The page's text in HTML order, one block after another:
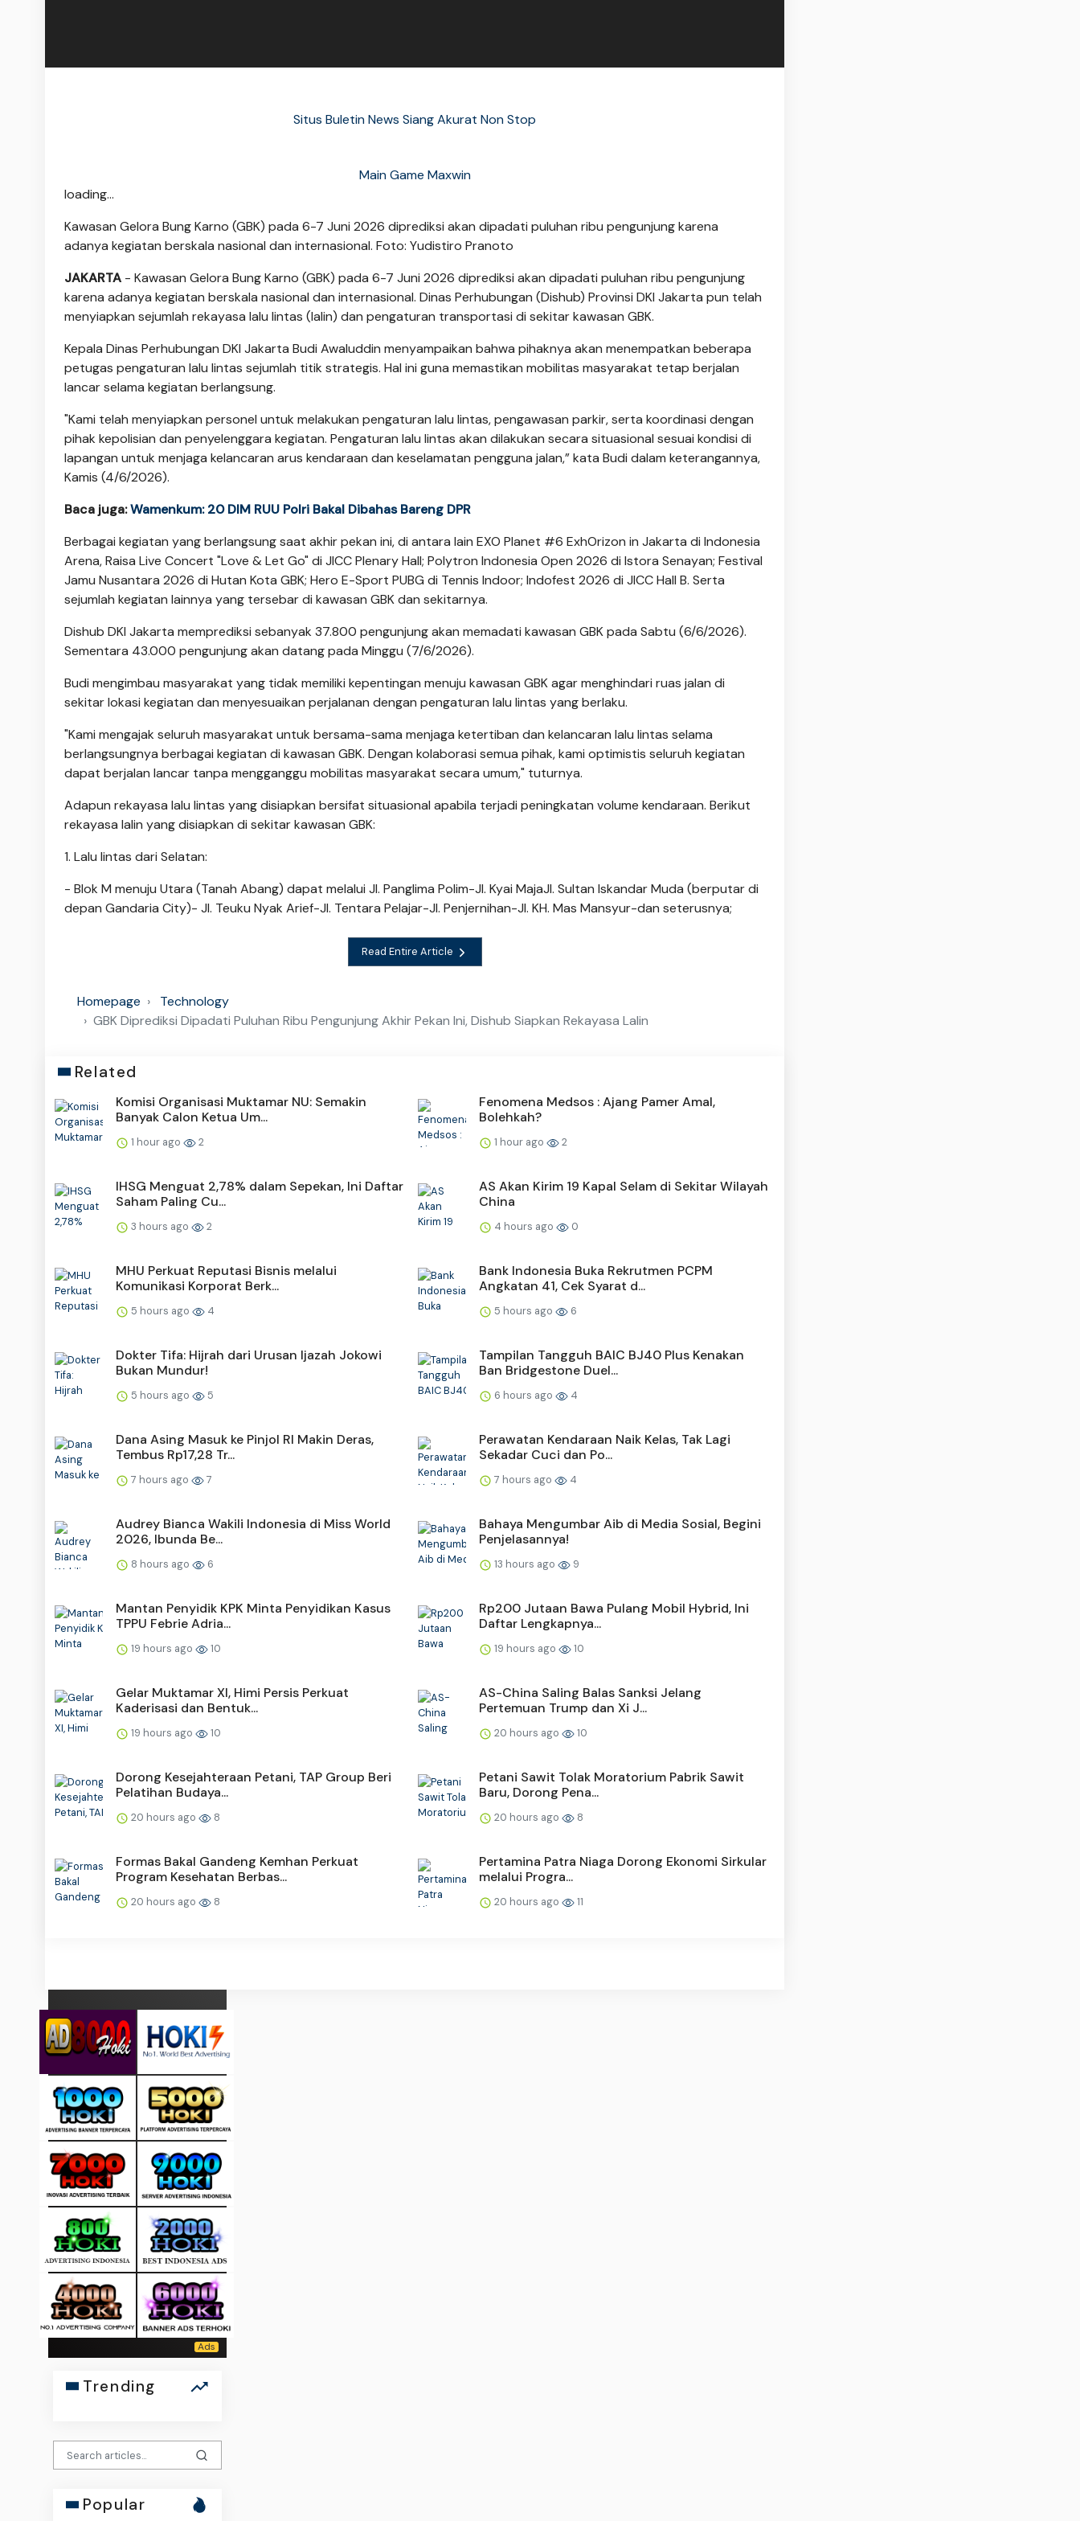
Situs Buletin News Siang Akurat Non Stop
Main Game Maxwin
loading...
Kawasan Gelora Bung Karno (GBK) pada 6-7 Juni 2026 diprediksi akan dipadati puluhan ribu pengunjung karena
adanya kegiatan berskala nasional dan internasional. Foto: Yudistiro Pranoto
JAKARTA - Kawasan Gelora Bung Karno (GBK) pada 6-7 Juni 2026 diprediksi akan dipadati puluhan ribu pengunjung
karena adanya kegiatan berskala nasional dan internasional. Dinas Perhubungan (Dishub) Provinsi DKI Jakarta pun telah
menyiapkan sejumlah rekayasa lalu lintas (lalin) dan pengaturan transportasi di sekitar kawasan GBK.
Kepala Dinas Perhubungan DKI Jakarta Budi Awaluddin menyampaikan bahwa pihaknya akan menempatkan beberapa
petugas pengaturan lalu lintas sejumlah titik strategis. Hal ini guna memastikan mobilitas masyarakat tetap berjalan
lancar selama kegiatan berlangsung.
"Kami telah menyiapkan personel untuk melakukan pengaturan lalu lintas, pengawasan parkir, serta koordinasi dengan
pihak kepolisian dan penyelenggara kegiatan. Pengaturan lalu lintas akan dilakukan secara situasional sesuai kondisi di
lapangan untuk menjaga kelancaran arus kendaraan dan keselamatan pengguna jalan,” kata Budi dalam keterangannya,
Kamis (4/6/2026).
Baca juga:Wamenkum: 20 DIM RUU Polri Bakal Dibahas Bareng DPR
Berbagai kegiatan yang berlangsung saat akhir pekan ini, di antara lain EXO Planet #6 ExhOrizon in Jakarta di Indonesia
Arena, Raisa Live Concert "Love & Let Go" di JICC Plenary Hall; Polytron Indonesia Open 2026 di Istora Senayan; Festival
Jamu Nusantara 2026 di Hutan Kota GBK; Hero E-Sport PUBG di Tennis Indoor; Indofest 2026 di JICC Hall B. Serta
sejumlah kegiatan lainnya yang tersebar di kawasan GBK dan sekitarnya.
Dishub DKI Jakarta memprediksi sebanyak 37.800 pengunjung akan memadati kawasan GBK pada Sabtu (6/6/2026).
Sementara 43.000 pengunjung akan datang pada Minggu (7/6/2026).
Budi mengimbau masyarakat yang tidak memiliki kepentingan menuju kawasan GBK agar menghindari ruas jalan di
sekitar lokasi kegiatan dan menyesuaikan perjalanan dengan pengaturan lalu lintas yang berlaku.
"Kami mengajak seluruh masyarakat untuk bersama-sama menjaga ketertiban dan kelancaran lalu lintas selama
berlangsungnya berbagai kegiatan di kawasan GBK. Dengan kolaborasi semua pihak, kami optimistis seluruh kegiatan
dapat berjalan lancar tanpa mengganggu mobilitas masyarakat secara umum," tuturnya.
Adapun rekayasa lalu lintas yang disiapkan bersifat situasional apabila terjadi peningkatan volume kendaraan. Berikut
rekayasa lalin yang disiapkan di sekitar kawasan GBK:
1. Lalu lintas dari Selatan:
- Blok M menuju Utara (Tanah Abang) dapat melalui Jl. Panglima Polim-Jl. Kyai MajaJl. Sultan Iskandar Muda (berputar di
depan Gandaria City)- Jl. Teuku Nyak Arief-Jl. Tentara Pelajar-Jl. Penjernihan-Jl. KH. Mas Mansyur-dan seterusnya;
Read Entire Article
Homepage
Technology
GBK Diprediksi Dipadati Puluhan Ribu Pengunjung Akhir Pekan Ini, Dishub Siapkan Rekayasa Lalin
Related
Komisi Organisasi Muktamar NU: Semakin
Banyak Calon Ketua Um...
1 hour ago 2
Fenomena Medsos : Ajang Pamer Amal,
Bolehkah?
1 hour ago 2
IHSG Menguat 2,78% dalam Sepekan, Ini Daftar
Saham Paling Cu...
3 hours ago 2
AS Akan Kirim 19 Kapal Selam di Sekitar Wilayah
China
4 hours ago 0
MHU Perkuat Reputasi Bisnis melalui
Komunikasi Korporat Berk...
5 hours ago 4
Bank Indonesia Buka Rekrutmen PCPM
Angkatan 41, Cek Syarat d...
5 hours ago 6
Dokter Tifa: Hijrah dari Urusan Ijazah Jokowi
Bukan Mundur!
5 hours ago 5
Tampilan Tangguh BAIC BJ40 Plus Kenakan
Ban Bridgestone Duel...
6 hours ago 4
Dana Asing Masuk ke Pinjol RI Makin Deras,
Tembus Rp17,28 Tr...
7 hours ago 7
Perawatan Kendaraan Naik Kelas, Tak Lagi
Sekadar Cuci dan Po...
7 hours ago 4
Audrey Bianca Wakili Indonesia di Miss World
2026, Ibunda Be...
8 hours ago 6
Bahaya Mengumbar Aib di Media Sosial, Begini
Penjelasannya!
13 hours ago 9
Mantan Penyidik KPK Minta Penyidikan Kasus
TPPU Febrie Adria...
19 hours ago 10
Rp200 Jutaan Bawa Pulang Mobil Hybrid, Ini
Daftar Lengkapnya...
19 hours ago 10
Gelar Muktamar XI, Himi Persis Perkuat
Kaderisasi dan Bentuk...
19 hours ago 10
AS-China Saling Balas Sanksi Jelang
Pertemuan Trump dan Xi J...
20 hours ago 10
Dorong Kesejahteraan Petani, TAP Group Beri
Pelatihan Budaya...
20 hours ago 8
Petani Sawit Tolak Moratorium Pabrik Sawit
Baru, Dorong Pena...
20 hours ago 8
Formas Bakal Gandeng Kemhan Perkuat
Program Kesehatan Berbas...
20 hours ago 8
Pertamina Patra Niaga Dorong Ekonomi Sirkular
melalui Progra...
20 hours ago 11
Trending
Popular